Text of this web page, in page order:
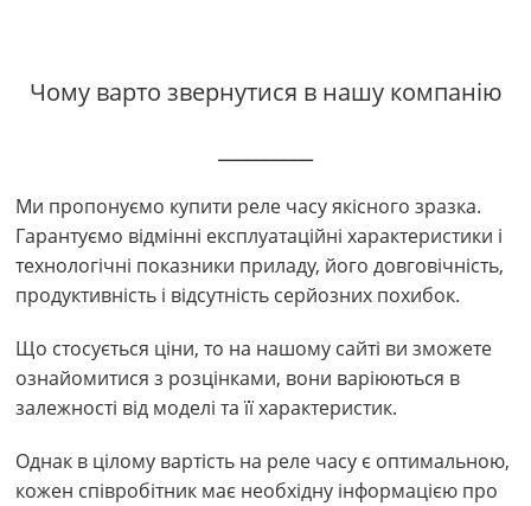
Чому варто звернутися в нашу компанію
Ми пропонуємо купити реле часу якісного зразка.
Гарантуємо відмінні експлуатаційні характеристики і
технологічні показники приладу, його довговічність,
продуктивність і відсутність серйозних похибок.
Що стосується ціни, то на нашому сайті ви зможете
ознайомитися з розцінками, вони варіюються в
залежності від моделі та її характеристик.
Однак в цілому вартість на реле часу є оптимальною,
кожен співробітник має необхідну інформацією про